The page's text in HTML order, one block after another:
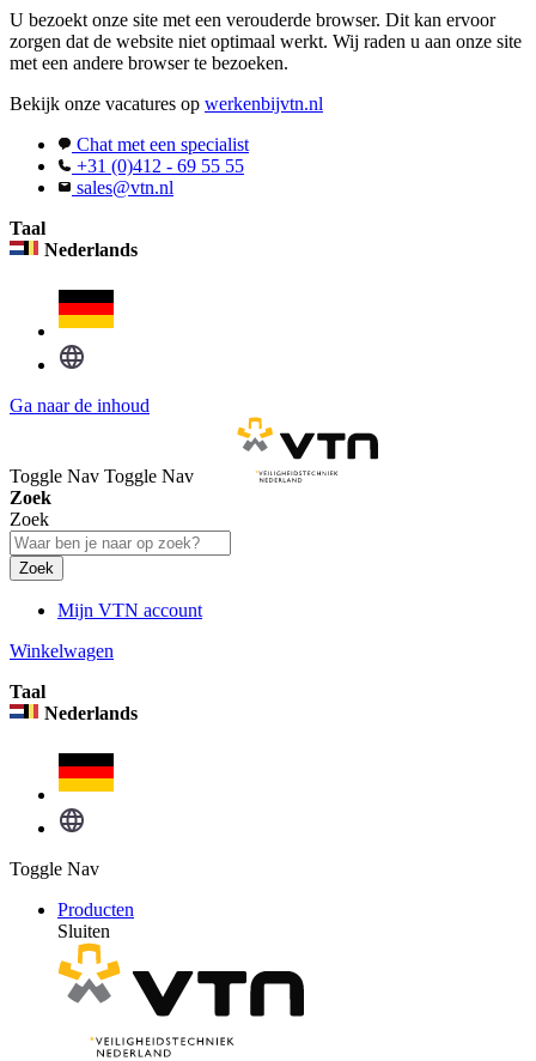
U bezoekt onze site met een verouderde browser. Dit kan ervoor
zorgen dat de website niet optimaal werkt. Wij raden u aan onze site
met een andere browser te bezoeken.
Bekijk onze vacatures op werkenbijvtn.nl
Chat met een specialist
+31 (0)412 - 69 55 55
sales@vtn.nl
Taal
Nederlands
Ga naar de inhoud
Toggle Nav Toggle Nav
Zoek
Zoek
Zoek
Mijn VTN account
Winkelwagen
Taal
Nederlands
Toggle Nav
Producten
Sluiten